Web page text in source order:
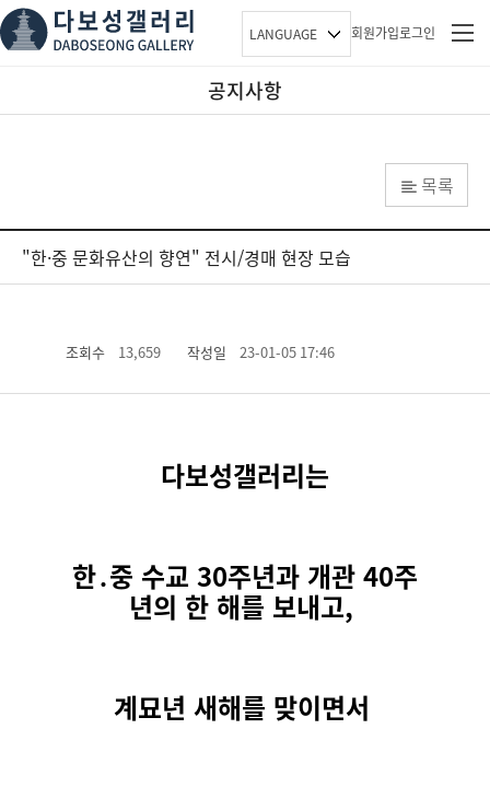
LANGUAGE 회원가입로그인
공지사항
목록
"한·중 문화유산의 향연" 전시/경매 현장 모습
조회수 13,659 작성일 23-01-05 17:46
다보성갤러리는
한․중 수교 30주년과 개관 40주
년의 한 해를 보내고,
계묘년 새해를 맞이면서